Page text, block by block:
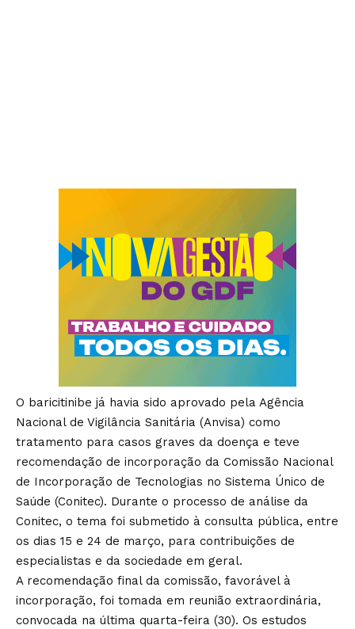
O baricitinibe já havia sido aprovado pela Agência
Nacional de Vigilância Sanitária (Anvisa) como
tratamento para casos graves da doença e teve
recomendação de incorporação da Comissão Nacional
de Incorporação de Tecnologias no Sistema Único de
Saúde (Conitec). Durante o processo de análise da
Conitec, o tema foi submetido à consulta pública, entre
os dias 15 e 24 de março, para contribuições de
especialistas e da sociedade em geral.
A recomendação final da comissão, favorável à
incorporação, foi tomada em reunião extraordinária,
convocada na última quarta-feira (30). Os estudos